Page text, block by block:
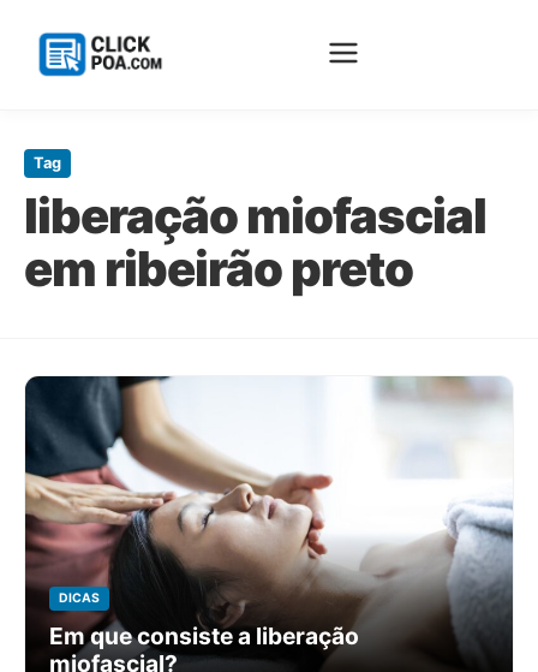
para
conteúdo
Tag
liberação miofascial
em ribeirão preto
DICAS
Em que consiste a liberação
miofascial?